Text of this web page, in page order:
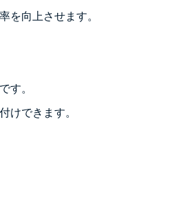
を向上させます。
す。
けできます。